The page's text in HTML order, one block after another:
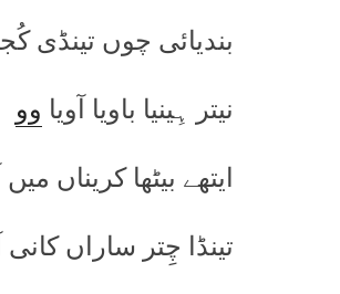
بندیائی چوں تینڈی
نیتر ہِینیا باویا آویا وو
ایتھے بیٹھا کریناں میں
تینڈا چِتر ساراں کانی